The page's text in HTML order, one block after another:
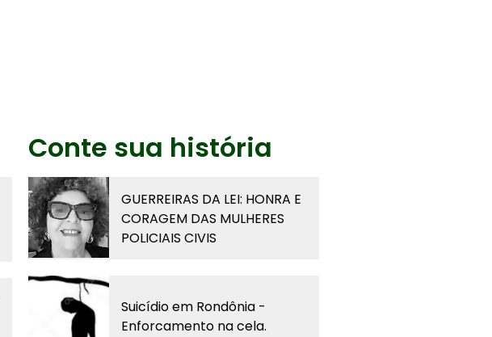
Conte sua história
GUERREIRAS DA LEI: HONRA E
CORAGEM DAS MULHERES
POLICIAIS CIVIS
Suicídio em Rondônia -
Enforcamento na cela.